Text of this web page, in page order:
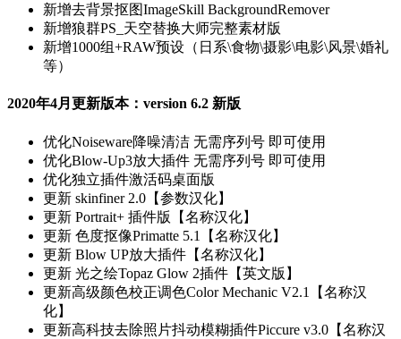
新增去背景抠图ImageSkill BackgroundRemover
新增狼群PS_天空替换大师完整素材版
新增1000组+RAW预设（日系\食物\摄影\电影\风景\婚礼
等）
2020年4月更新版本：version 6.2 新版
优化Noiseware降噪清洁 无需序列号 即可使用
优化Blow-Up3放大插件 无需序列号 即可使用
优化独立插件激活码桌面版
更新 skinfiner 2.0【参数汉化】
更新 Portrait+ 插件版【名称汉化】
更新 色度抠像Primatte 5.1【名称汉化】
更新 Blow UP放大插件【名称汉化】
更新 光之绘Topaz Glow 2插件【英文版】
更新高级颜色校正调色Color Mechanic V2.1【名称汉
化】
更新高科技去除照片抖动模糊插件Piccure v3.0【名称汉